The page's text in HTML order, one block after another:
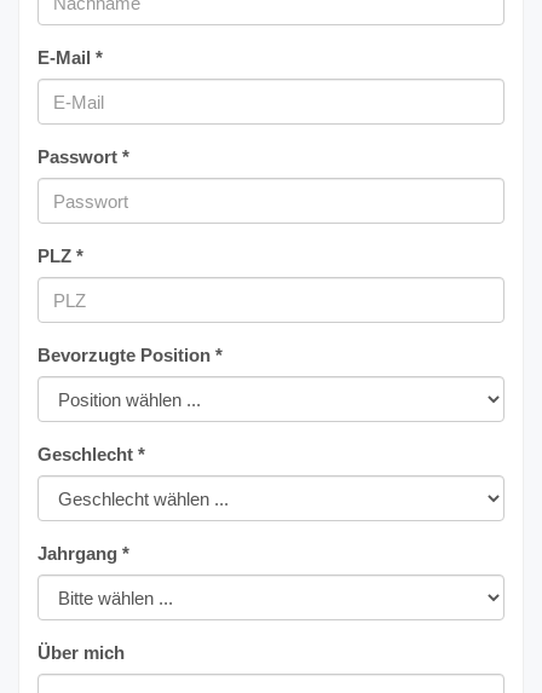
E-Mail *
Passwort *
PLZ *
Bevorzugte Position *
Geschlecht *
Jahrgang *
Über mich